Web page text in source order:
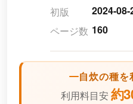
初版
2024-08-
ページ数 160
自炊の種を
利用料目安 約